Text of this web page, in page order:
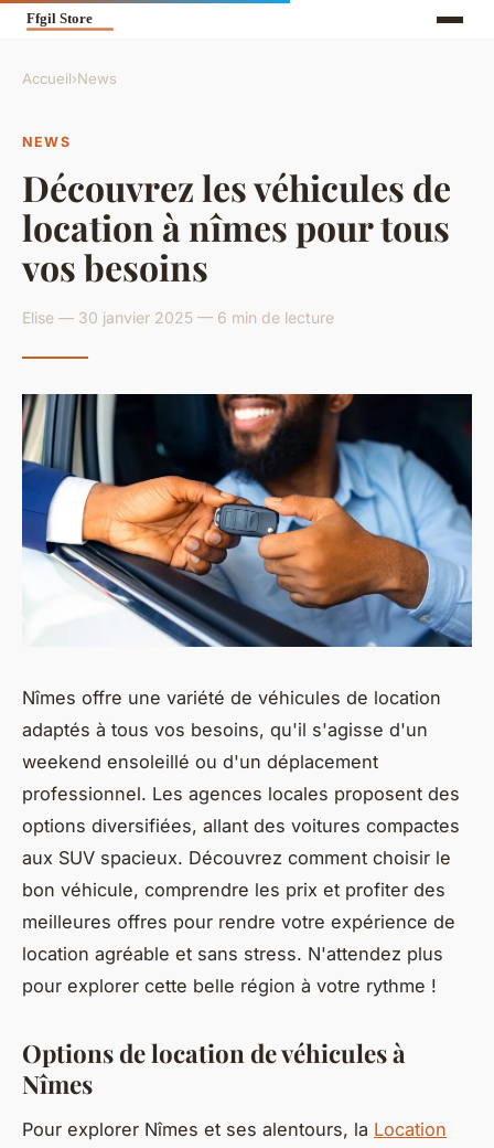
Accueil›News
NEWS
Découvrez les véhicules de
location à nîmes pour tous
vos besoins
Elise — 30 janvier 2025 — 6 min de lecture
Nîmes offre une variété de véhicules de location
adaptés à tous vos besoins, qu'il s'agisse d'un
weekend ensoleillé ou d'un déplacement
professionnel. Les agences locales proposent des
options diversifiées, allant des voitures compactes
aux SUV spacieux. Découvrez comment choisir le
bon véhicule, comprendre les prix et profiter des
meilleures offres pour rendre votre expérience de
location agréable et sans stress. N'attendez plus
pour explorer cette belle région à votre rythme !
Options de location de véhicules à
Nîmes
Pour explorer Nîmes et ses alentours, la Location